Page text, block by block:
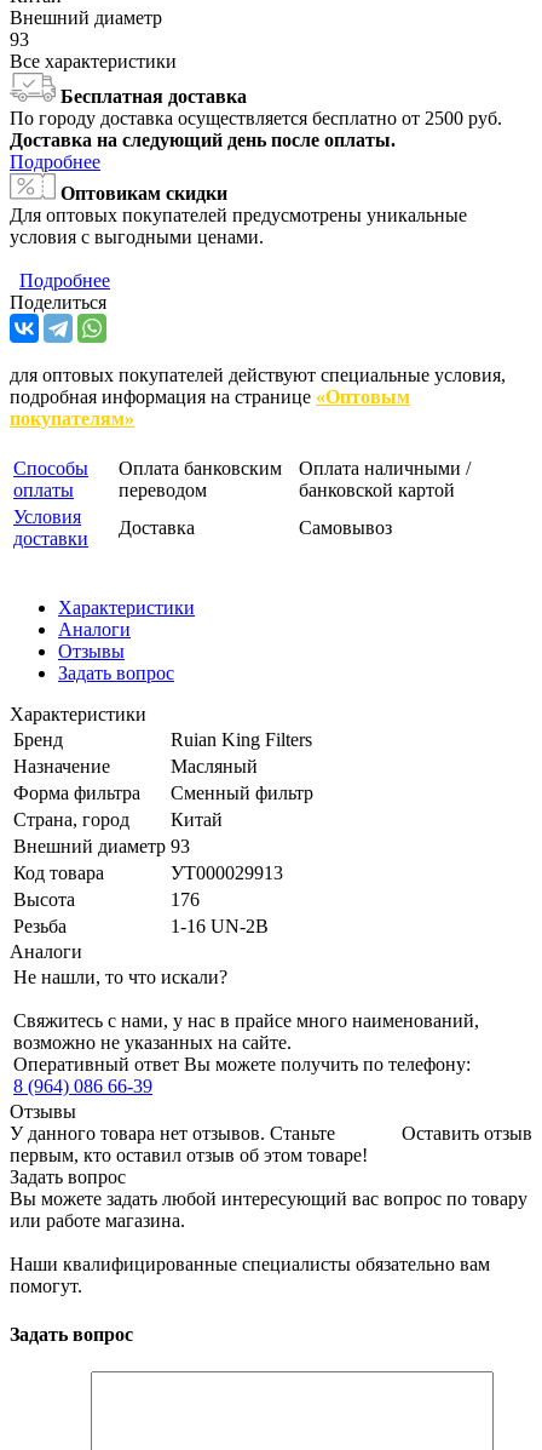
Внешний диаметр
93
Все характеристики
Бесплатная доставка
По городу доставка осуществляется бесплатно от 2500 руб.
Доставка на следующий день после оплаты.
Подробнее
Оптовикам скидки
Для оптовых покупателей предусмотрены уникальные
условия с выгодными ценами.
Подробнее
Поделиться
для оптовых покупателей действуют специальные условия,
подробная информация на странице «Оптовым
покупателям»
Способы
оплаты
Оплата банковским
переводом
Оплата наличными /
банковской картой
Условия
доставки
Доставка Самовывоз
Характеристики
Аналоги
Отзывы
Задать вопрос
Характеристики
Бренд
Ruian King Filters
Назначение
Масляный
Форма фильтра
Сменный фильтр
Страна, город
Китай
Внешний диаметр 93
Код товара
УТ000029913
Высота
176
Резьба
1-16 UN-2B
Аналоги
Не нашли, то что искали?
Свяжитесь с нами, у нас в прайсе много наименований,
возможно не указанных на сайте.
Оперативный ответ Вы можете получить по телефону:
8 (964) 086 66-39
Отзывы
Оставить отзыв
У данного товара нет отзывов. Станьте
первым, кто оставил отзыв об этом товаре!
Задать вопрос
Вы можете задать любой интересующий вас вопрос по товару
или работе магазина.
Наши квалифицированные специалисты обязательно вам
помогут.
Задать вопрос